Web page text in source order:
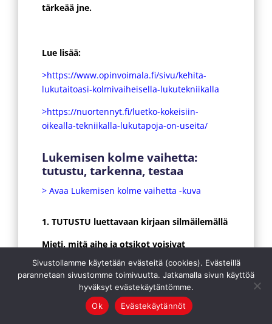
tärkeää jne.
Lue lisää:
>https://www.opinvoimala.fi/sivu/kehita-
lukutaitoasi-kolmivaiheisella-lukutekniikalla
>https://nuortennyt.fi/luetko-kokeisiin-
oikealla-tekniikalla-lukutapoja-on-useita/
Lukemisen kolme vaihetta:
tutustu, tarkenna, testaa
> Avaa Lukemisen kolme vaihetta -kuva
1. TUTUSTU luettavaan kirjaan silmäilemällä
Mieti, mitä aihe ja otsikot voisivat
tarkoittaa.
Katsele kuvia, kuvatekstejä ja kaavioita.
Lue kirjan takakansi, sisällysluettelo ja
kappaleen tiivistelmä.
Sivustollamme käytetään evästeitä (cookies). Evästeillä
parannetaan sivustomme toimivuutta. Jatkamalla sivun käyttöä
hyväksyt evästekäytäntömme.
Ok
Evästekäytännöt